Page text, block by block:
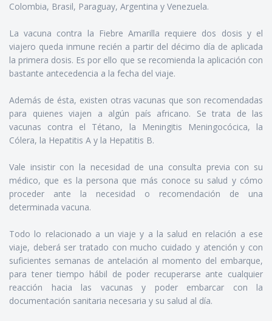
Colombia, Brasil, Paraguay, Argentina y Venezuela.
La vacuna contra la Fiebre Amarilla requiere dos dosis y el
viajero queda inmune recién a partir del décimo día de aplicada
la primera dosis. Es por ello que se recomienda la aplicación con
bastante antecedencia a la fecha del viaje.
Además de ésta, existen otras vacunas que son recomendadas
para quienes viajen a algún país africano. Se trata de las
vacunas contra el Tétano, la Meningitis Meningocócica, la
Cólera, la Hepatitis A y la Hepatitis B.
Vale insistir con la necesidad de una consulta previa con su
médico, que es la persona que más conoce su salud y cómo
proceder ante la necesidad o recomendación de una
determinada vacuna.
Todo lo relacionado a un viaje y a la salud en relación a ese
viaje, deberá ser tratado con mucho cuidado y atención y con
suficientes semanas de antelación al momento del embarque,
para tener tiempo hábil de poder recuperarse ante cualquier
reacción hacia las vacunas y poder embarcar con la
documentación sanitaria necesaria y su salud al día.